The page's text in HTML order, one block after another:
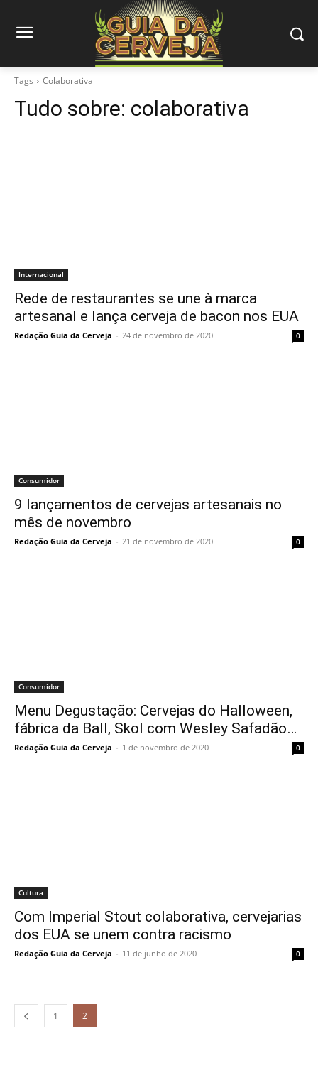
Tags Colaborativa
Tudo sobre: colaborativa
Internacional
Rede de restaurantes se une à marca
artesanal e lança cerveja de bacon nos EUA
Redação Guia da Cerveja - 24 de novembro de 2020 0
Consumidor
9 lançamentos de cervejas artesanais no
mês de novembro
Redação Guia da Cerveja - 21 de novembro de 2020 0
Consumidor
Menu Degustação: Cervejas do Halloween,
fábrica da Ball, Skol com Wesley Safadão…
Redação Guia da Cerveja - 1 de novembro de 2020 0
Cultura
Com Imperial Stout colaborativa, cervejarias
dos EUA se unem contra racismo
Redação Guia da Cerveja - 11 de junho de 2020 0
1 2